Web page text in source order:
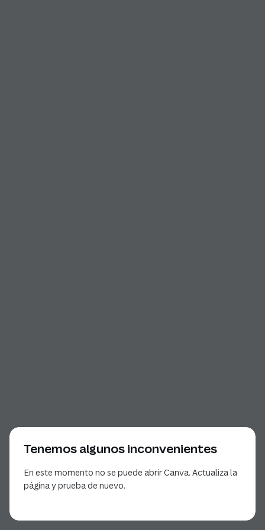
Tenemos algunos inconvenientes
En este momento no se puede abrir Canva. Actualiza la
página y prueba de nuevo.